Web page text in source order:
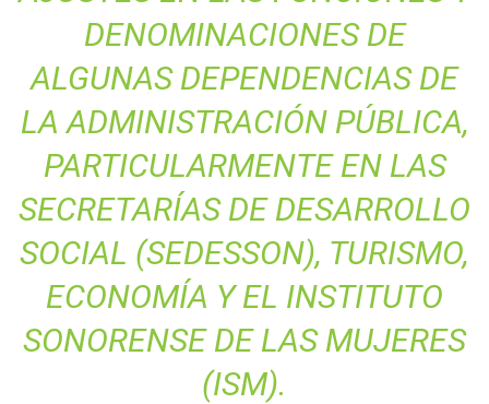
DENOMINACIONES DE
ALGUNAS DEPENDENCIAS DE
LA ADMINISTRACIÓN PÚBLICA,
PARTICULARMENTE EN LAS
SECRETARÍAS DE DESARROLLO
SOCIAL (SEDESSON), TURISMO,
ECONOMÍA Y EL INSTITUTO
SONORENSE DE LAS MUJERES
(ISM).